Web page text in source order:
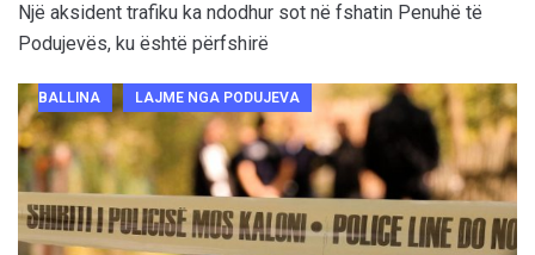
Një aksident trafiku ka ndodhur sot në fshatin Penuhë të
Podujevës, ku është përfshirë
BALLINA LAJME NGA PODUJEVA